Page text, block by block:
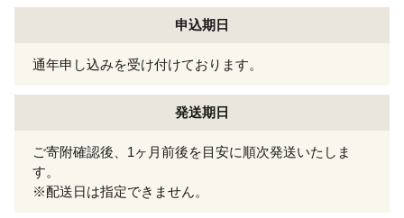
申込期日
通年申し込みを受け付けております。
発送期日
ご寄附確認後、1ヶ月前後を目安に順次発送いたしま
す。
※配送日は指定できません。